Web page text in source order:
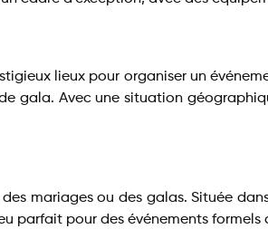
lieux pour organiser un
gala. Avec une situation
mariages ou des galas. Située
parfait pour des événements